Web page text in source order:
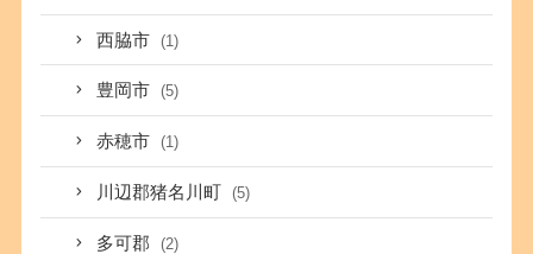
西脇市 (1)
豊岡市 (5)
赤穂市 (1)
川辺郡猪名川町 (5)
多可郡 (2)